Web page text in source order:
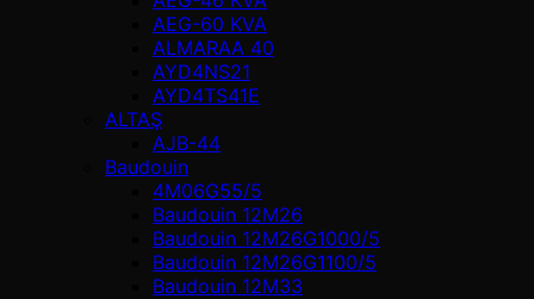
AEG-60 KVA
ALMARAA 40
AYD4NS21
AYD4TS41E
ALTAŞ
AJB-44
Baudouin
4M06G55/5
Baudouin 12M26
Baudouin 12M26G1000/5
Baudouin 12M26G1100/5
Baudouin 12M33